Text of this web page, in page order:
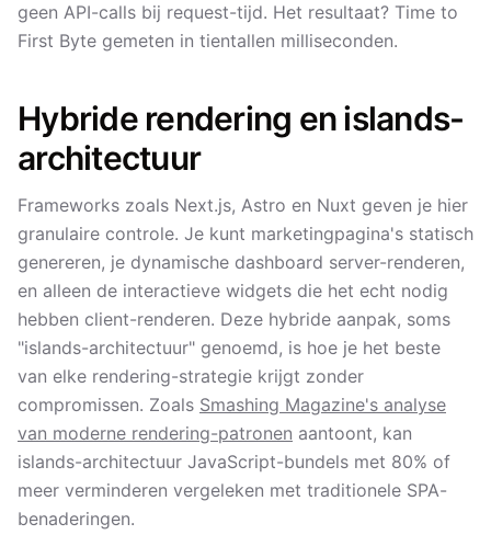
geen API-calls bij request-tijd. Het resultaat? Time to
First Byte gemeten in tientallen milliseconden.
Hybride rendering en islands-
architectuur
Frameworks zoals Next.js, Astro en Nuxt geven je hier
granulaire controle. Je kunt marketingpagina's statisch
genereren, je dynamische dashboard server-renderen,
en alleen de interactieve widgets die het echt nodig
hebben client-renderen. Deze hybride aanpak, soms
"islands-architectuur" genoemd, is hoe je het beste
van elke rendering-strategie krijgt zonder
compromissen. Zoals Smashing Magazine's analyse
van moderne rendering-patronen aantoont, kan
islands-architectuur JavaScript-bundels met 80% of
meer verminderen vergeleken met traditionele SPA-
benaderingen.